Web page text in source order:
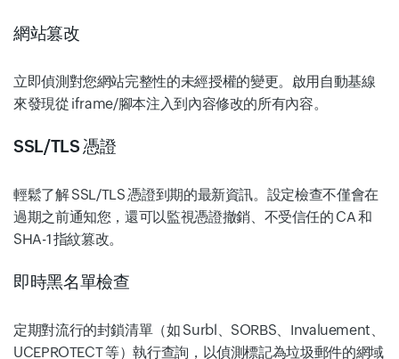
網站篡改
立即偵測對您網站完整性的未經授權的變更。啟用自動基線
來發現從 iframe/腳本注入到內容修改的所有內容。
SSL/TLS 憑證
輕鬆了解 SSL/TLS 憑證到期的最新資訊。設定檢查不僅會在
過期之前通知您，還可以監視憑證撤銷、不受信任的 CA 和
SHA-1 指紋篡改。
即時黑名單檢查
定期對流行的封鎖清單（如 Surbl、SORBS、Invaluement、
UCEPROTECT 等）執行查詢，以偵測標記為垃圾郵件的網域